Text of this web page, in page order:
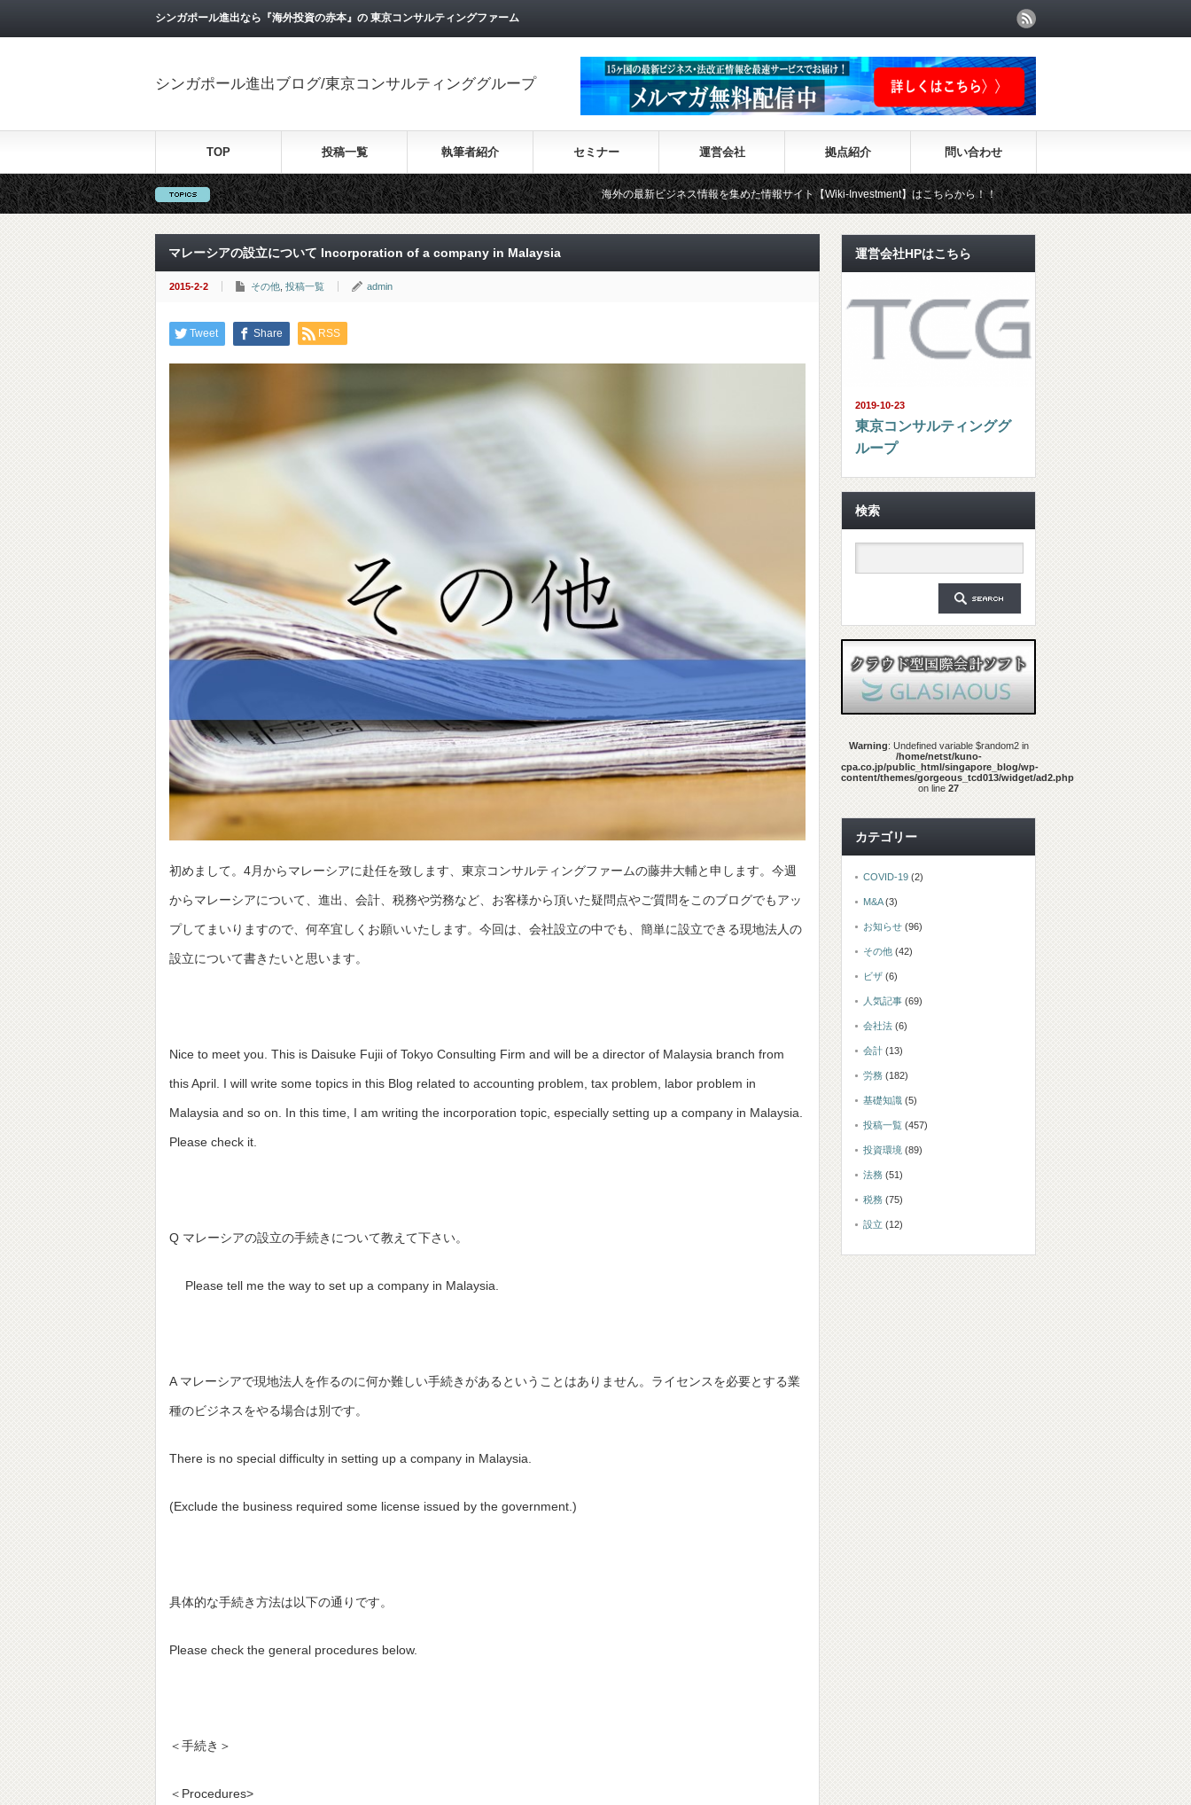
シンガポール進出なら『海外投資の赤本』の 東京コンサルティングファーム
シンガポール進出ブログ/東京コンサルティンググループ
TOP 投稿一覧 執筆者紹介 セミナー 運営会社 拠点紹介 問い合わせ
海外の最新ビジネス情報を集めた情報サイト【Wiki-Investment】はこちらから！！
マレーシアの設立について Incorporation of a company in Malaysia
2015-2-2 その他 投稿一覧 admin
Tweet Share RSS
初めまして。4月からマレーシアに赴任を致します、東京コンサルティングファームの藤井大輔と申します。今週
からマレーシアについて、進出、会計、税務や労務など、お客様から頂いた疑問点やご質問をこのブログでもアッ
プしてまいりますので、何卒宜しくお願いいたします。今回は、会社設立の中でも、簡単に設立できる現地法人の
設立について書きたいと思います。
Nice to meet you. This is Daisuke Fujii of Tokyo Consulting Firm and will be a director of Malaysia branch from
this April. I will write some topics in this Blog related to accounting problem, tax problem, labor problem in
Malaysia and so on. In this time, I am writing the incorporation topic, especially setting up a company in Malaysia.
Please check it.
Q マレーシアの設立の手続きについて教えて下さい。
Please tell me the way to set up a company in Malaysia.
A マレーシアで現地法人を作るのに何か難しい手続きがあるということはありません。ライセンスを必要とする業
種のビジネスをやる場合は別です。
There is no special difficulty in setting up a company in Malaysia.
(Exclude the business required some license issued by the government.)
具体的な手続き方法は以下の通りです。
Please check the general procedures below.
＜手続き＞
＜Procedures>
運営会社HPはこちら
2019-10-23
東京コンサルティンググ
ループ
検索
Warning: Undefined variable $random2 in
/home/netst/kuno-
cpa.co.jp/public_html/singapore_blog/wp-
content/themes/gorgeous_tcd013/widget/ad2.php
on line 27
カテゴリー
COVID-19 (2)
M&A(3)
お知らせ (96)
その他 (42)
ビザ (6)
人気記事 (69)
会社法 (6)
会計 (13)
労務 (182)
基礎知識 (5)
投稿一覧 (457)
投資環境 (89)
法務 (51)
税務 (75)
設立 (12)